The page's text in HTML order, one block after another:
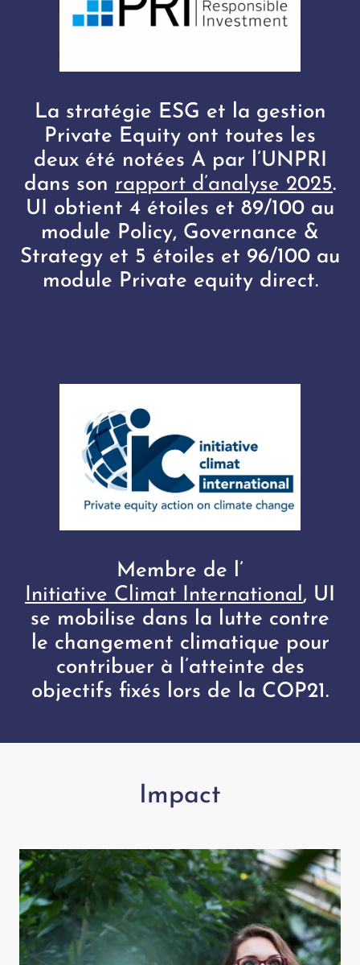
La stratégie ESG et la gestion
Private Equity ont toutes les
deux été notées A par l’UNPRI
dans son rapport d’analyse 2025.
UI obtient 4 étoiles et 89/100 au
module Policy, Governance &
Strategy et 5 étoiles et 96/100 au
module Private equity direct.
Membre de l’
Initiative Climat International, UI
se mobilise dans la lutte contre
le changement climatique pour
contribuer à l’atteinte des
objectifs fixés lors de la COP21.
Impact